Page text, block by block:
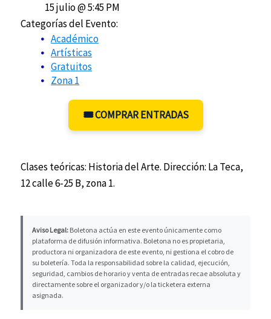
15 julio @ 5:45 PM
Categorías del Evento:
Académico
Artísticas
Gratuitos
Zona 1
🎟️ COMPRAR ENTRADAS
Clases teóricas: Historia del Arte. Dirección: La Teca,
12 calle 6-25 B, zona 1.
Aviso Legal: Boletona actúa en este evento únicamente como
plataforma de difusión informativa. Boletona no es propietaria,
productora ni organizadora de este evento, ni gestiona el cobro de
su boletería. Toda la responsabilidad sobre la calidad, ejecución,
seguridad, cambios de horario y venta de entradas recae absoluta y
directamente sobre el organizador y/o la ticketera externa
asignada.